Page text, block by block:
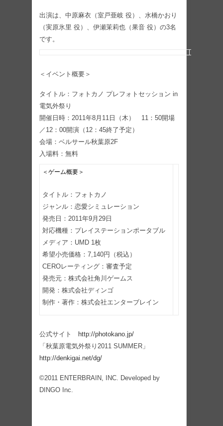
出演は、中原麻衣（室戸亜岐 役）、水橋かおり
（実原氷里 役）、伊瀬茉莉也（果音 役）の3名
です。
＜イベント概要＞
タイトル：フォトカノ プレフォトセッション in
電気外祭り
開催日時：2011年8月11日（木） 11：50開場
／12：00開演（12：45終了予定）
会場：ベルサール秋葉原2F
入場料：無料
＜ゲーム概要＞
タイトル：フォトカノ
ジャンル：恋愛シミュレーション
発売日：2011年9月29日
対応機種：プレイステーションポータブル
メディア：UMD 1枚
希望小売価格：7,140円（税込）
CEROレーティング：審査予定
発売元：株式会社角川ゲームス
開発：株式会社ディンゴ
制作・著作：株式会社エンターブレイン
公式サイト
http://photokano.jp/
「秋葉原電気外祭り2011 SUMMER」
http://denkigai.net/dg/
©2011 ENTERBRAIN, INC. Developed by
DINGO Inc.